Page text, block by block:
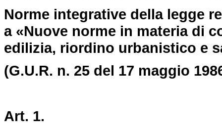
Norme integrative della legge
a «Nuove norme in materia di
edilizia, riordino urbanistico e
(G.U.R. n. 25 del 17 maggio
Art. 1.